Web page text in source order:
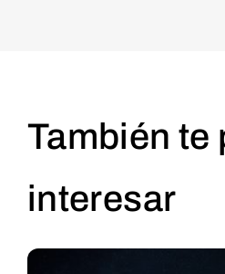
También te
interesar